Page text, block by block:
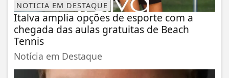
NOTICIA EM DESTAQUE
Italva amplia opções de esporte com a
chegada das aulas gratuitas de Beach
Tennis
Notícia em Destaque